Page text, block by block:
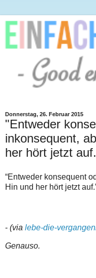
Donnerstag, 26. Februar 2015
"Entweder
inkonsequent,
her hört jetzt
“Entweder konsequent
Hin und her hört jetzt
- (via lebe-die-
Genauso.